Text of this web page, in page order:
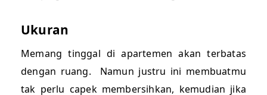
Ukuran
Memang tinggal di apartemen akan terbatas
dengan ruang. Namun justru ini membuatmu
tak perlu capek membersihkan, kemudian jika